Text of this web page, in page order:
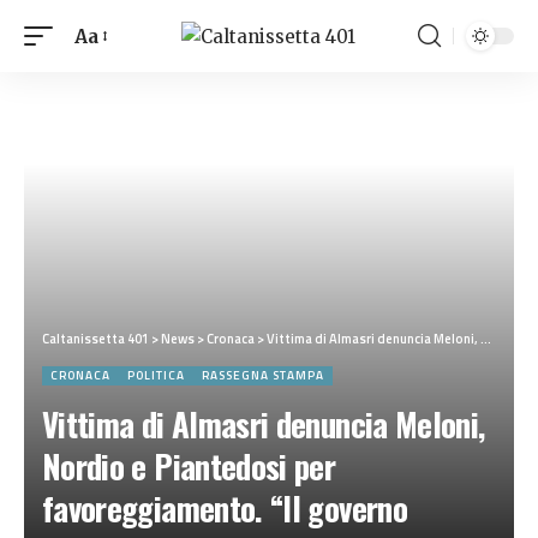
Aa
Caltanissetta 401 >News>Cronaca>Vittima di Almasri denuncia Meloni, Nordio e Piantedosi per favoreggiamento. “Il governo sapeva, ha chiesto all’Aja riserbo sull’arresto”
CRONACA POLITICA RASSEGNA STAMPA
Vittima di Almasri denuncia Meloni,
Nordio e Piantedosi per
favoreggiamento. “Il governo